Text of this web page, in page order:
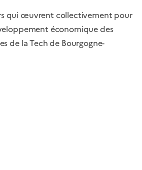
qui œuvrent collectivement pour
économique des
de la Tech de Bourgogne-